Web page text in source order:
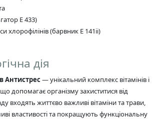
Е 433)
хлорофілінів (барвник Е 141ii)
дія
Антистрес— унікальний комплекс вітамінів і
допомагає організму захиститися від
входять життєво важливі вітаміни та трави,
властивості та покращують функціональну